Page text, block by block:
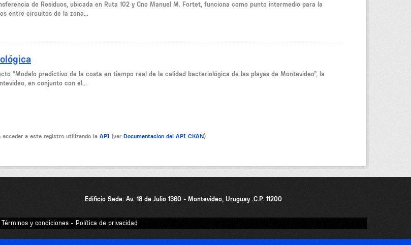
de Residuos, ubicada en Ruta 102 y Cno Manuel M. Fortet, funciona como punto intermedio para la
entre circuitos de la zona...
“Modelo predictivo de la costa en tiempo real de la calidad bacteriológica de las playas de Montevideo”, la
en conjunto con el...
acceder a este registro utilizando la API (ver Documentacion del API CKAN).
Edificio Sede: Av. 18 de Julio 1360 - Montevideo, Uruguay .C.P. 11200
Términos y condiciones - Política de privacidad